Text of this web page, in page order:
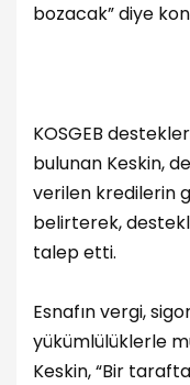
bozacak” diye
KOSGEB
bulunan Keskin,
verilen kredilerin
belirterek,
talep etti.
Esnafın vergi,
yükümlülüklerle
Keskin, “Bir